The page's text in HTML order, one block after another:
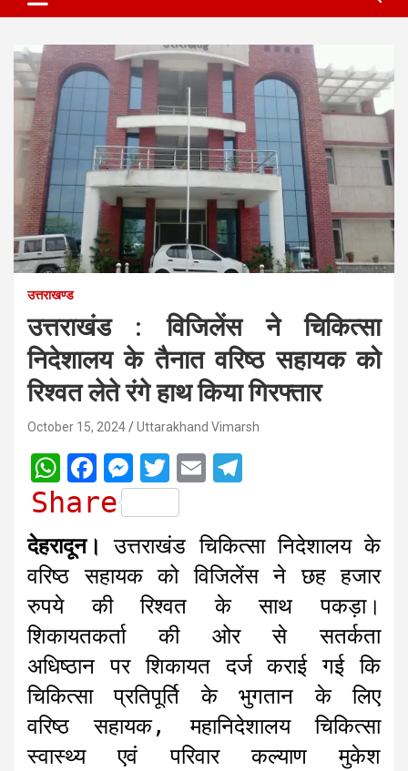
उत्तराखण्ड
उत्तराखंड : विजिलेंस ने चिकित्सा
निदेशालय के तैनात वरिष्ठ सहायक को
रिश्वत लेते रंगे हाथ किया गिरफ्तार
October 15, 2024 Uttarakhand Vimarsh
W
h
t
s
A
p
p
F
a
e
b
o
o
k
M
e
s
s
e
n
e
r
T
w
i
t
t
e
r
E
a
i
l
e
g
r
m
Share
देहरादून।
उत्तराखंड चिकित्सा निदेशालय के
वरिष्ठ सहायक को विजिलेंस ने छह हजार
रुपये की रिश्वत के साथ पकड़ा।
शिकायतकर्ता की ओर से सतर्कता
अधिष्ठान पर शिकायत दर्ज कराई गई कि
चिकित्सा प्रतिपूर्ति के भुगतान के लिए
वरिष्ठ सहायक, महानिदेशालय चिकित्सा
स्वास्थ्य एवं परिवार कल्याण मुकेश